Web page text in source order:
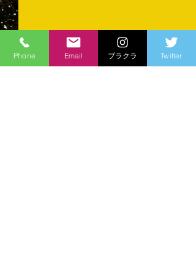
Phone Email ブラクラ Twitter